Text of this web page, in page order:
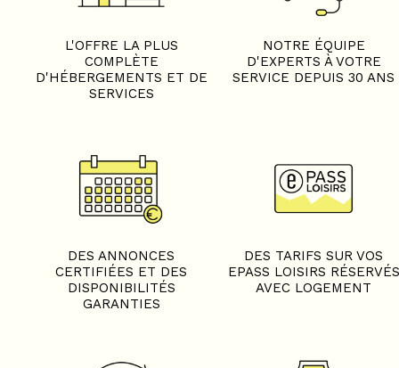
L'OFFRE LA PLUS
COMPLÈTE
D'HÉBERGEMENTS ET DE
SERVICES
NOTRE ÉQUIPE
D'EXPERTS À VOTRE
SERVICE DEPUIS 30 ANS
DES ANNONCES
CERTIFIÉES ET DES
DISPONIBILITÉS
GARANTIES
DES TARIFS SUR VOS
EPASS LOISIRS RÉSERVÉS
AVEC LOGEMENT